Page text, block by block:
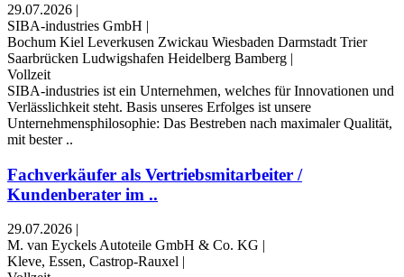
29.07.2026 |
SIBA-industries GmbH |
Bochum Kiel Leverkusen Zwickau Wiesbaden Darmstadt Trier
Saarbrücken Ludwigshafen Heidelberg Bamberg |
Vollzeit
SIBA-industries ist ein Unternehmen, welches für Innovationen und
Verlässlichkeit steht. Basis unseres Erfolges ist unsere
Unternehmensphilosophie: Das Bestreben nach maximaler Qualität,
mit bester ..
Fachverkäufer als Vertriebsmitarbeiter /
Kundenberater im ..
29.07.2026 |
M. van Eyckels Autoteile GmbH & Co. KG |
Kleve, Essen, Castrop-Rauxel |